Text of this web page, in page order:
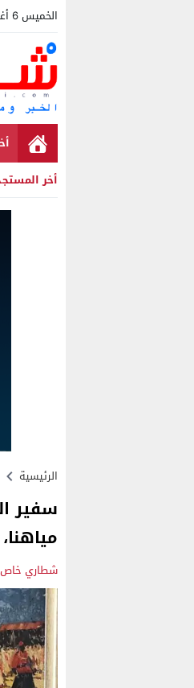
الخميس 6 أغسطس 2026 - 23:14 مساءً
أخر
الرئيسية
سفير
شطاري خاص